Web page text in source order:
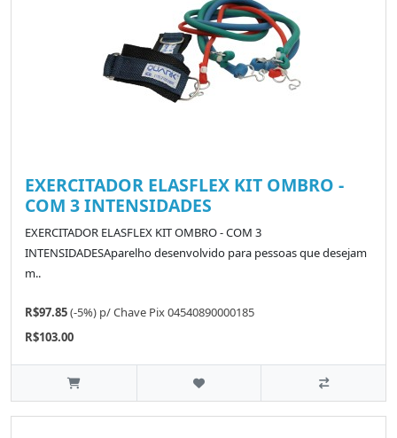
EXERCITADOR ELASFLEX KIT OMBRO -
COM 3 INTENSIDADES
EXERCITADOR ELASFLEX KIT OMBRO - COM 3
INTENSIDADESAparelho desenvolvido para pessoas que desejam
m..
R$97.85(-5%) p/Chave Pix 04540890000185
R$103.00